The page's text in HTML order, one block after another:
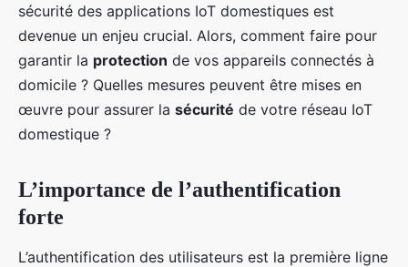
sécurité des applications IoT domestiques est
devenue un enjeu crucial. Alors, comment faire pour
garantir la protection de vos appareils connectés à
domicile ? Quelles mesures peuvent être mises en
œuvre pour assurer la sécurité de votre réseau IoT
domestique ?
L’importance de l’authentification
forte
L’authentification des utilisateurs est la première ligne